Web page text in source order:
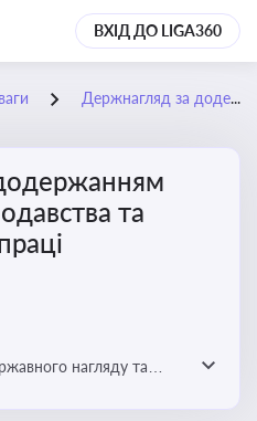
ВХІД ДО LIGA360
Держнагляд за додержанням трудового законодавства та перевірки Держпраці
та
нагляду та